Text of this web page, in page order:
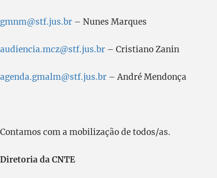
gmnm@stf.jus.br – Nunes Marques
audiencia.mcz@stf.jus.br – Cristiano Zanin
agenda.gmalm@stf.jus.br – André Mendonça
Contamos com a mobilização de todos/as.
Diretoria da CNTE